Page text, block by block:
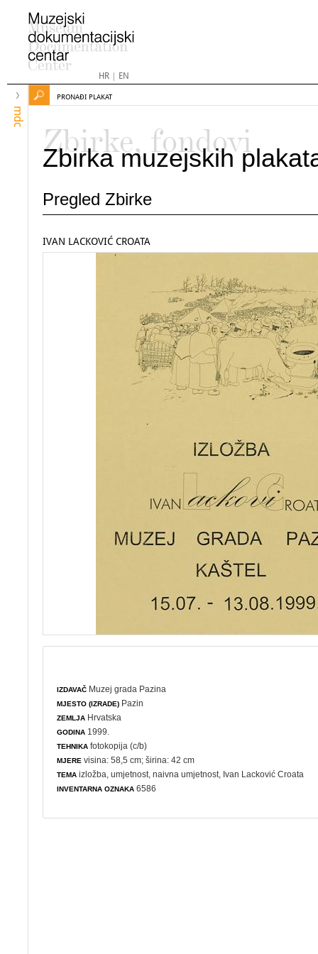
HR| EN
mdc
PRONAĐI PLAKAT
Zbirke, fondovi
Zbirka muzejskih
Pregled Zbirke
IVAN LACKOVIĆ CROATA
IZDAVAČ Muzej grada Pazina
MJESTO (IZRADE) Pazin
ZEMLJA Hrvatska
GODINA 1999.
TEHNIKA fotokopija (c/b)
MJERE visina: 58,5 cm; širina: 42 cm
TEMA izložba ,umjetnost ,naivna umjetnost , Ivan Lacković Croata
INVENTARNA OZNAKA 6586